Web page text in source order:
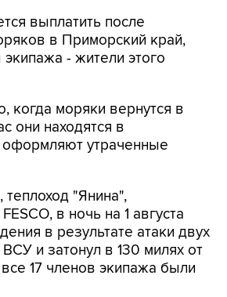
выплатить после
в Приморский край,
- жители этого
когда моряки вернутся в
они находятся в
утраченные
"Янина",
в ночь на 1 августа
в результате атаки двух
и затонул в 130 милях от
17 членов экипажа были